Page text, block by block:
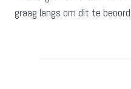
graag langs om dit te